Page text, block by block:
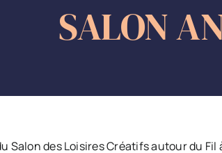
SALON
Salon des Loisires Créatifs autour du